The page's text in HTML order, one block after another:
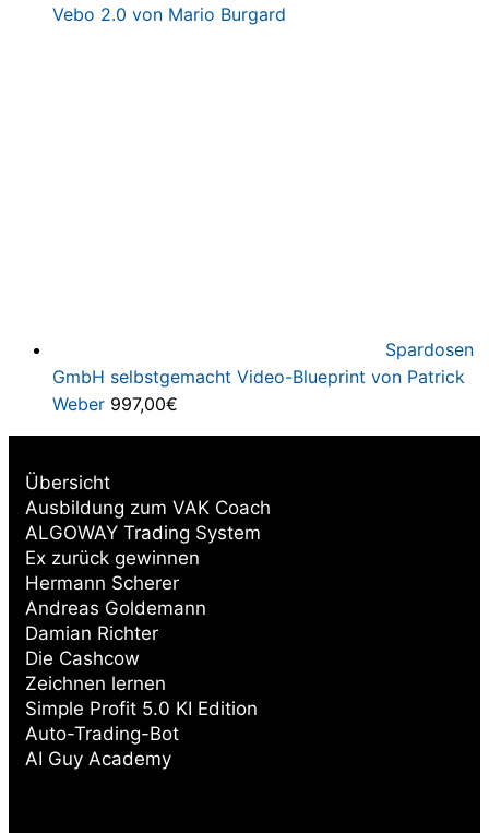
Vebo 2.0 von Mario Burgard
Spardosen
GmbH selbstgemacht Video-Blueprint von Patrick
Weber 997,00€
Übersicht
Ausbildung zum VAK Coach
ALGOWAY Trading System
Ex zurück gewinnen
Hermann Scherer
Andreas Goldemann
Damian Richter
Die Cashcow
Zeichnen lernen
Simple Profit 5.0 KI Edition
Auto-Trading-Bot
AI Guy Academy